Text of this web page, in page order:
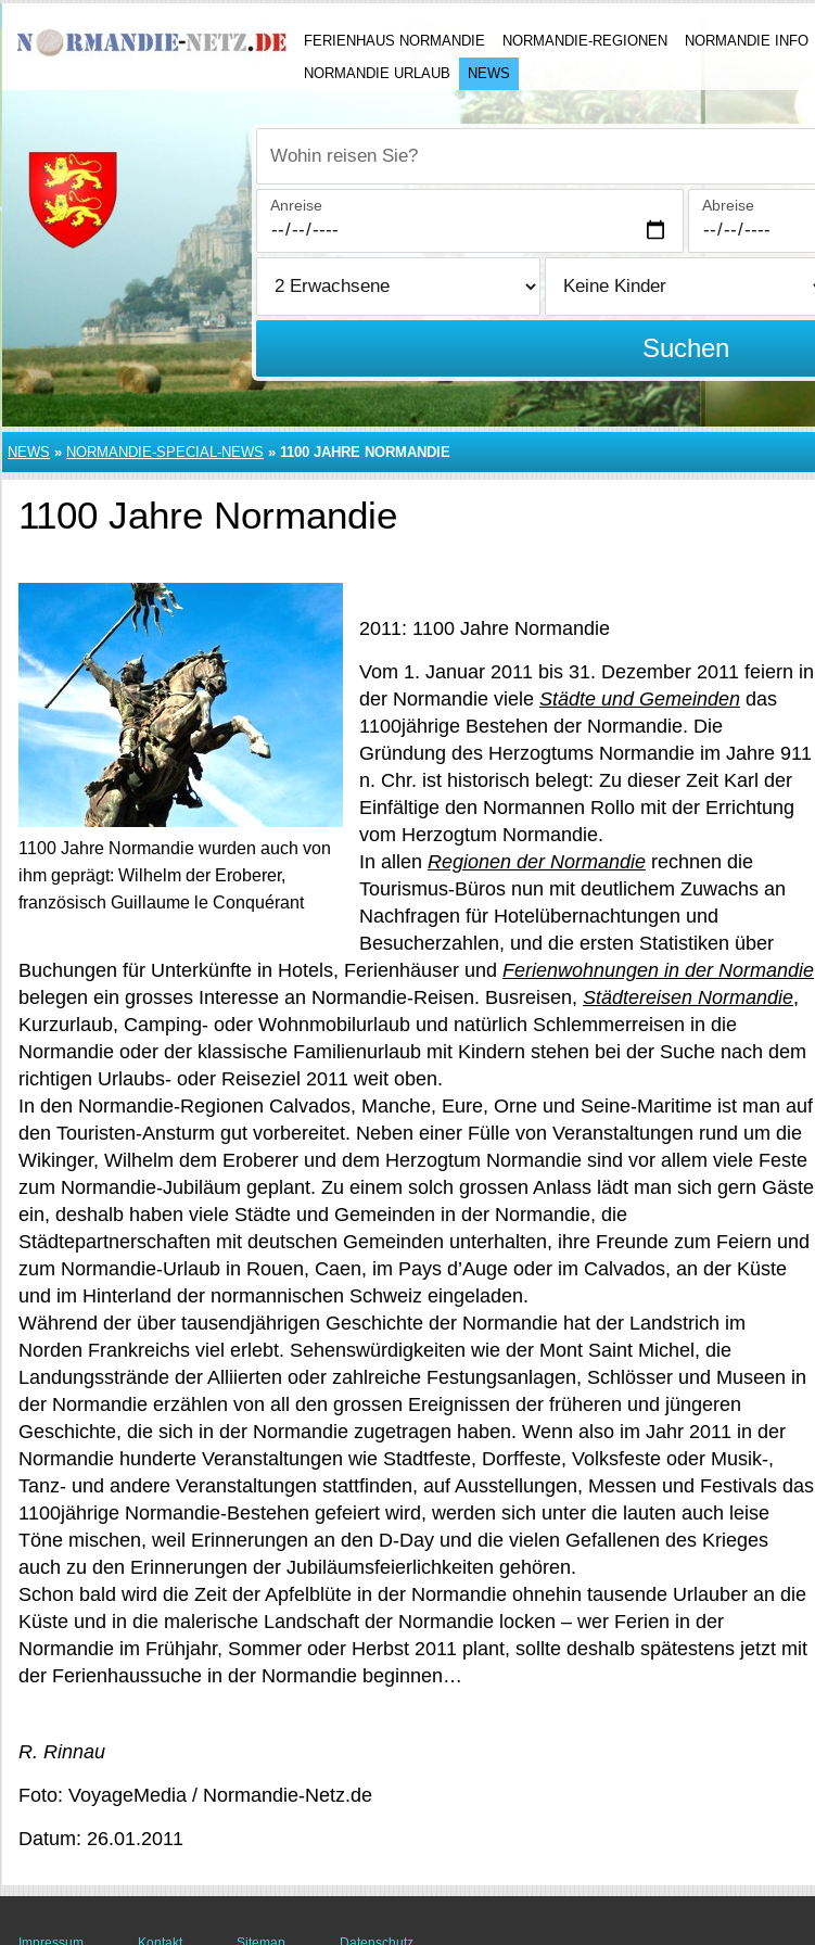
FERIENHAUS NORMANDIE NORMANDIE-REGIONEN
NORMANDIE INFO
NORMANDIE URLAUB
NEWS
Wohin reisen Sie?
Anreise Abreise
Suchen
NEWS » NORMANDIE-SPECIAL-NEWS » 1100 JAHRE NORMANDIE
1100 Jahre Normandie
1100 Jahre Normandie wurden auch von
ihm geprägt: Wilhelm der Eroberer,
französisch Guillaume le Conquérant
2011: 1100 Jahre Normandie
Vom 1. Januar 2011 bis 31. Dezember 2011 feiern in
der Normandie viele Städte und Gemeinden das
1100jährige Bestehen der Normandie. Die
Gründung des Herzogtums Normandie im Jahre 911
n. Chr. ist historisch belegt: Zu dieser Zeit Karl der
Einfältige den Normannen Rollo mit der Errichtung
vom Herzogtum Normandie.
In allen Regionen der Normandie rechnen die
Tourismus-Büros nun mit deutlichem Zuwachs an
Nachfragen für Hotelübernachtungen und
Besucherzahlen, und die ersten Statistiken über
Buchungen für Unterkünfte in Hotels, Ferienhäuser und Ferienwohnungen in der Normandie
belegen ein grosses Interesse an Normandie-Reisen. Busreisen, Städtereisen Normandie,
Kurzurlaub, Camping- oder Wohnmobilurlaub und natürlich Schlemmerreisen in die
Normandie oder der klassische Familienurlaub mit Kindern stehen bei der Suche nach dem
richtigen Urlaubs- oder Reiseziel 2011 weit oben.
In den Normandie-Regionen Calvados, Manche, Eure, Orne und Seine-Maritime ist man auf
den Touristen-Ansturm gut vorbereitet. Neben einer Fülle von Veranstaltungen rund um die
Wikinger, Wilhelm dem Eroberer und dem Herzogtum Normandie sind vor allem viele Feste
zum Normandie-Jubiläum geplant. Zu einem solch grossen Anlass lädt man sich gern Gäste
ein, deshalb haben viele Städte und Gemeinden in der Normandie, die
Städtepartnerschaften mit deutschen Gemeinden unterhalten, ihre Freunde zum Feiern und
zum Normandie-Urlaub in Rouen, Caen, im Pays d’Auge oder im Calvados, an der Küste
und im Hinterland der normannischen Schweiz eingeladen.
Während der über tausendjährigen Geschichte der Normandie hat der Landstrich im
Norden Frankreichs viel erlebt. Sehenswürdigkeiten wie der Mont Saint Michel, die
Landungsstrände der Alliierten oder zahlreiche Festungsanlagen, Schlösser und Museen in
der Normandie erzählen von all den grossen Ereignissen der früheren und jüngeren
Geschichte, die sich in der Normandie zugetragen haben. Wenn also im Jahr 2011 in der
Normandie hunderte Veranstaltungen wie Stadtfeste, Dorffeste, Volksfeste oder Musik-,
Tanz- und andere Veranstaltungen stattfinden, auf Ausstellungen, Messen und Festivals das
1100jährige Normandie-Bestehen gefeiert wird, werden sich unter die lauten auch leise
Töne mischen, weil Erinnerungen an den D-Day und die vielen Gefallenen des Krieges
auch zu den Erinnerungen der Jubiläumsfeierlichkeiten gehören.
Schon bald wird die Zeit der Apfelblüte in der Normandie ohnehin tausende Urlauber an die
Küste und in die malerische Landschaft der Normandie locken – wer Ferien in der
Normandie im Frühjahr, Sommer oder Herbst 2011 plant, sollte deshalb spätestens jetzt mit
der Ferienhaussuche in der Normandie beginnen…
R. Rinnau
Foto: VoyageMedia / Normandie-Netz.de
Datum: 26.01.2011